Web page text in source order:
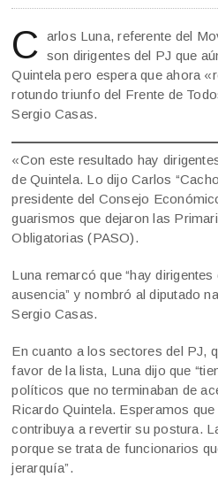
C arlos Luna, referente del
son dirigentes del PJ que
Quintela pero espera que ahora
rotundo triunfo del Frente de
Sergio Casas.
«Con este resultado hay
de Quintela. Lo dijo Carlos
presidente del Consejo
guarismos que dejaron las
Obligatorias (PASO).
Luna remarcó que “hay
ausencia” y nombró al diputado
Sergio Casas.
En cuanto a los sectores del PJ,
favor de la lista, Luna dijo que
políticos que no terminaban de
Ricardo Quintela. Esperamos
contribuya a revertir su postura.
porque se trata de funcionarios
jerarquía”.